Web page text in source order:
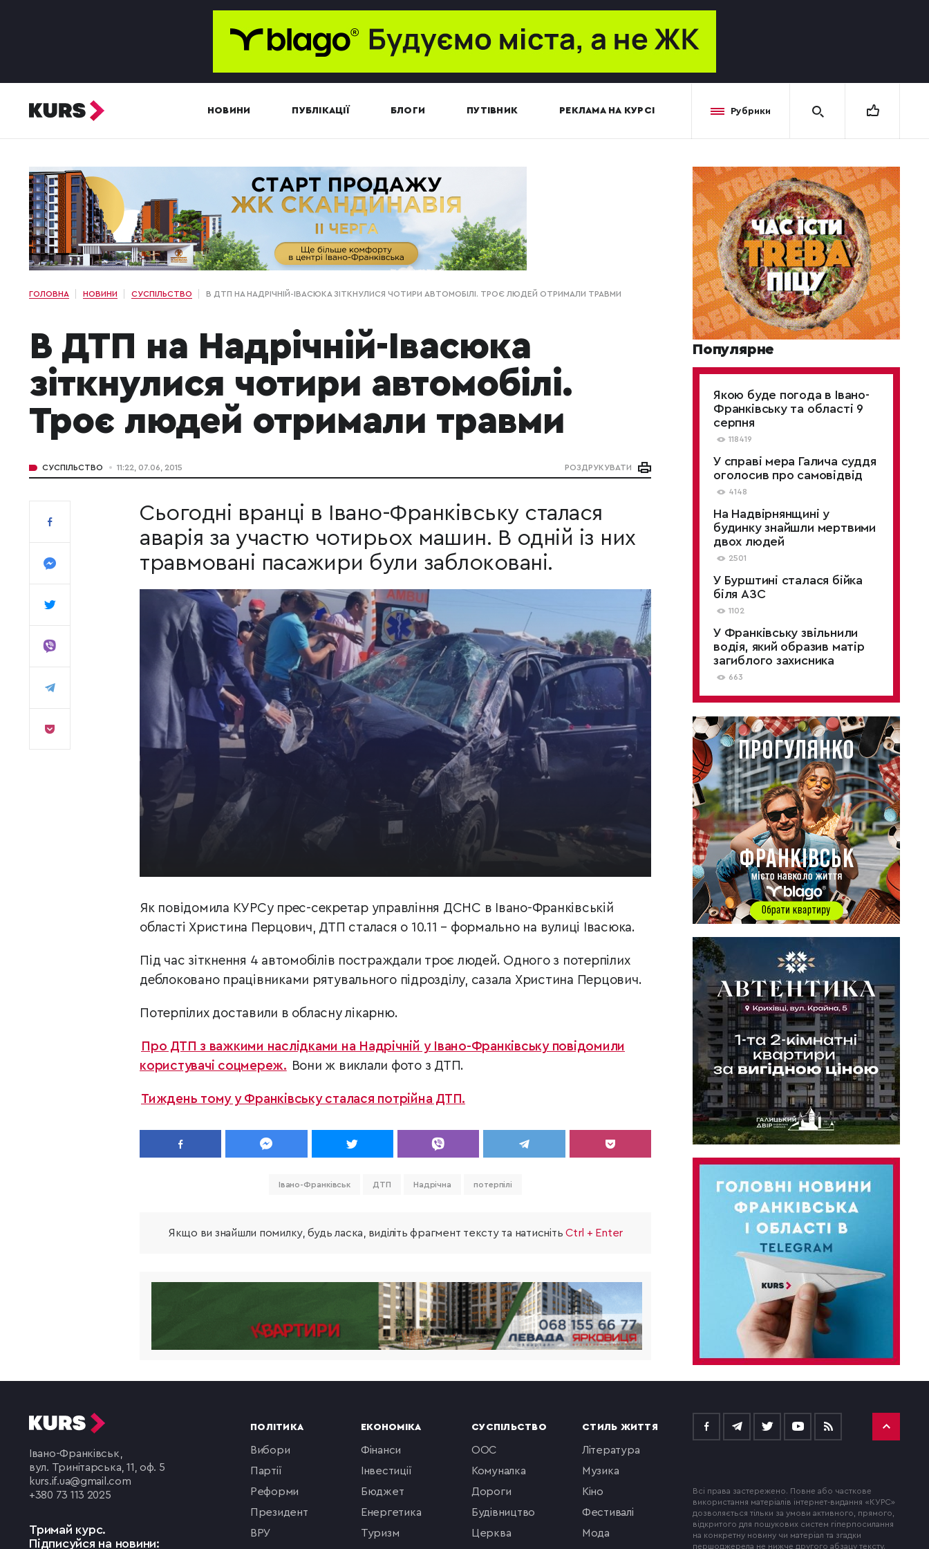
НОВИНИ ПУБЛІКАЦІЇ БЛОГИ ПУТІВНИК РЕКЛАМА НА КУРСІ Рубрики
ГОЛОВНА НОВИНИ СУСПІЛЬСТВО В ДТП НА НАДРІЧНІЙ-ІВАСЮКА ЗІТКНУЛИСЯ ЧОТИРИ АВТОМОБІЛІ. ТРОЄ ЛЮДЕЙ ОТРИМАЛИ ТРАВМИ
В ДТП на Надрічній-Івасюка
зіткнулися чотири автомобілі.
Троє людей отримали травми
СУСПІЛЬСТВО 11:22, 07.06, 2015 РОЗДРУКУВАТИ
Сьогодні вранці в Івано-Франківську сталася
аварія за участю чотирьох машин. В одній із них
травмовані пасажири були заблоковані.
Як повідомила КУРСу прес-секретар управління ДСНС в Івано-Франківській
області Христина Перцович, ДТП сталася о 10.11 – формально на вулиці Івасюка.
Під час зіткнення 4 автомобілів постраждали троє людей. Одного з потерпілих
деблоковано працівниками рятувального підрозділу, сазала Христина Перцович.
Потерпілих доставили в обласну лікарню.
Про ДТП з важкими наслідками на Надрічній у Івано-Франківську повідомили
користувачі соцмереж. Вони ж виклали фото з ДТП.
Тиждень тому у Франківську сталася потрійна ДТП.
Івано-Франківськ ДТП Надрічна потерпілі
Якщо ви знайшли помилку, будь ласка, виділіть фрагмент тексту та натиснітьCtrl + Enter
Популярне
Якою буде погода в Івано-
Франківську та області 9
серпня
118419
У справі мера Галича суддя
оголосив про самовідвід
4148
На Надвірнянщині у
будинку знайшли мертвими
двох людей
2501
У Бурштині сталася бійка
біля АЗС
1102
У Франківську звільнили
водія, який образив матір
загиблого захисника
663
Івано-Франківськ,
вул. Тринітарська, 11, оф. 5
kurs.if.ua@gmail.com
+380 73 113 2025
Тримай курс.
Підписуйся на новини:
ПОЛІТИКА
вибори
партії
реформи
президент
ВРУ
ЕКОНОМІКА
фінанси
інвестиції
бюджет
енергетика
туризм
СУСПІЛЬСТВО
ООС
комуналка
Дороги
будівництво
церква
СТИЛЬ ЖИТТЯ
література
музика
кіно
фестивалі
мода
Всі права застережено. Повне або часткове
використання матеріалів інтернет-видання «КУРС»
дозволяється тільки за умови активного, прямого,
відкритого для пошукових систем гіперпосилання
на конкретну новину чи матеріал та згадки
першоджерела не нижче другого абзацу тексту.